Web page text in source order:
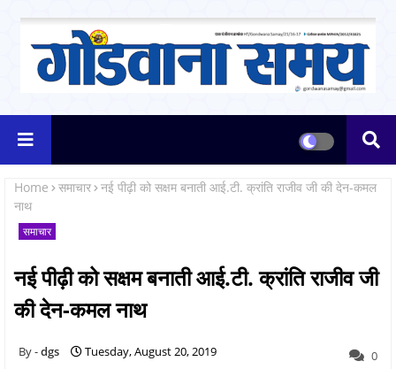
Home समाचार नई पीढ़ी को सक्षम बनाती आई.टी. क्रांति राजीव जी की देन-कमल
नाथ
समाचार
नई पीढ़ी को सक्षम बनाती आई.टी. क्रांति राजीव जी
की देन-कमल नाथ
dgs Tuesday, August 20, 2019 0